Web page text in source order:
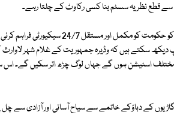
قطع نظر یہ سسٹم بنا کسی رکاوٹ کے چلتا رہے۔
اس کیبل ٹرام سسٹم کو حکومت کو
دیکھ سکتے ہیں کہ وڈیرہ جمہوریت کے غلام شہر
اسٹیشن ہوں گے جہاں لوگ چڑھ اتر سکیں گے۔ اس
کے دباؤکے خاتمے سے سیاح آسانی اور آزادی سے چل